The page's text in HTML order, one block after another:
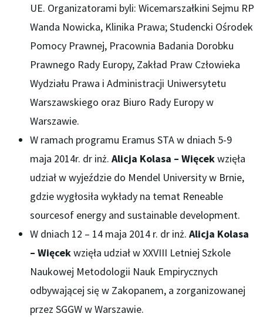
UE. Organizatorami byli: Wicemarszałkini Sejmu RP
Wanda Nowicka, Klinika Prawa; Studencki Ośrodek
Pomocy Prawnej, Pracownia Badania Dorobku
Prawnego Rady Europy, Zakład Praw Człowieka
Wydziału Prawa i Administracji Uniwersytetu
Warszawskiego oraz Biuro Rady Europy w
Warszawie.
W ramach programu Eramus STA w dniach 5-9
maja 2014r. dr inż. Alicja Kolasa – Więcekwzięła
udział w wyjeździe do Mendel University w Brnie,
gdzie wygłosiła wykłady na temat Reneable
sourcesof energy and sustainable development.
W dniach 12 – 14 maja 2014 r. dr inż. Alicja Kolasa
– Więcekwzięła udział w XXVIII Letniej Szkole
Naukowej Metodologii Nauk Empirycznych
odbywającej się w Zakopanem, a zorganizowanej
przez SGGW w Warszawie.